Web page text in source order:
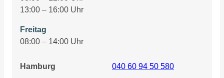
13:00 – 16:00 Uhr
Freitag
08:00 – 14:00 Uhr
Hamburg 040 60 94 50 580